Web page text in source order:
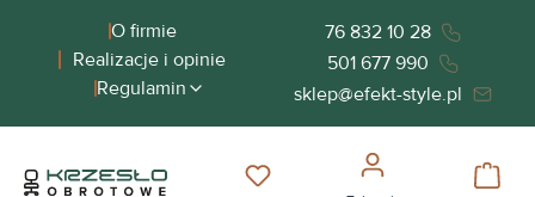
zawartościO firmie
Realizacje i opinie
Regulamin
76 832 10 28
501 677 990
sklep@efekt-style.pl